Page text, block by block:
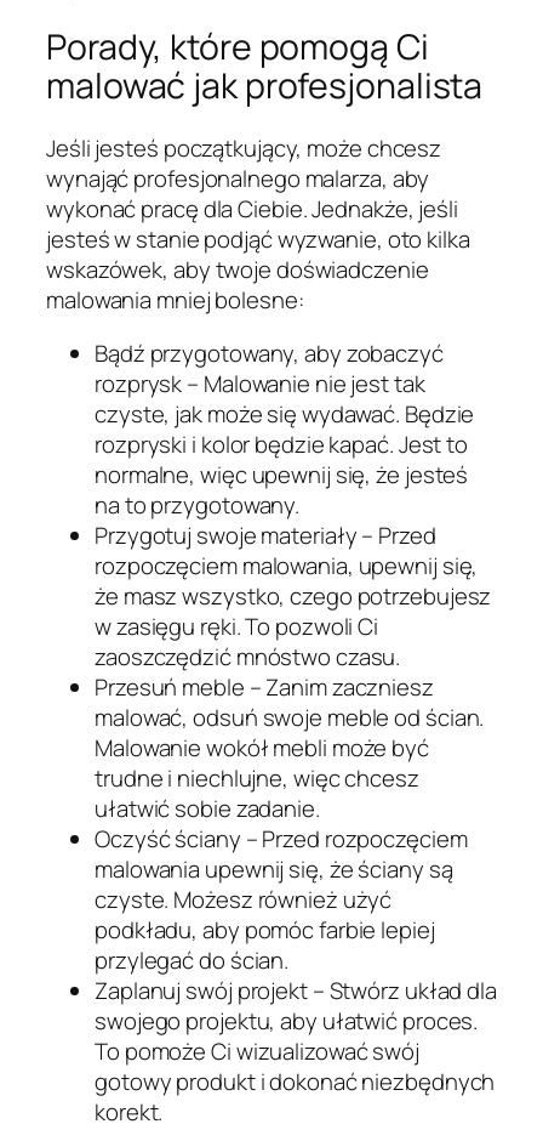
Porady, które pomogą Ci
malować jak profesjonalista
Jeśli jesteś początkujący, może chcesz
wynająć profesjonalnego malarza, aby
wykonać pracę dla Ciebie. Jednakże, jeśli
jesteś w stanie podjąć wyzwanie, oto kilka
wskazówek, aby twoje doświadczenie
malowania mniej bolesne:
Bądź przygotowany, aby zobaczyć
rozprysk – Malowanie nie jest tak
czyste, jak może się wydawać. Będzie
rozpryski i kolor będzie kapać. Jest to
normalne, więc upewnij się, że jesteś
na to przygotowany.
Przygotuj swoje materiały – Przed
rozpoczęciem malowania, upewnij się,
że masz wszystko, czego potrzebujesz
w zasięgu ręki. To pozwoli Ci
zaoszczędzić mnóstwo czasu.
Przesuń meble – Zanim zaczniesz
malować, odsuń swoje meble od ścian.
Malowanie wokół mebli może być
trudne i niechlujne, więc chcesz
ułatwić sobie zadanie.
Oczyść ściany – Przed rozpoczęciem
malowania upewnij się, że ściany są
czyste. Możesz również użyć
podkładu, aby pomóc farbie lepiej
przylegać do ścian.
Zaplanuj swój projekt – Stwórz układ dla
swojego projektu, aby ułatwić proces.
To pomoże Ci wizualizować swój
gotowy produkt i dokonać niezbędnych
korekt.